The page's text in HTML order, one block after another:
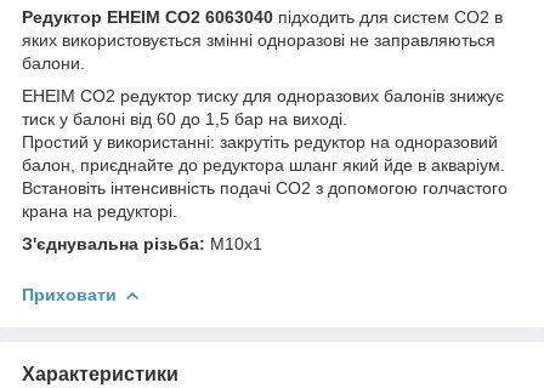
Редуктор EHEIM CO2 6063040 підходить для систем СО2 в
яких використовується змінні одноразові не заправляються
балони.
EHEIM CO2 редуктор тиску для одноразових балонів знижує
тиск у балоні від 60 до 1,5 бар на виході.
Простий у використанні: закрутіть редуктор на одноразовий
балон, приєднайте до редуктора шланг який йде в акваріум.
Встановіть інтенсивність подачі СО2 з допомогою голчастого
крана на редукторі.
З'єднувальна різьба: M10x1
Приховати
Характеристики